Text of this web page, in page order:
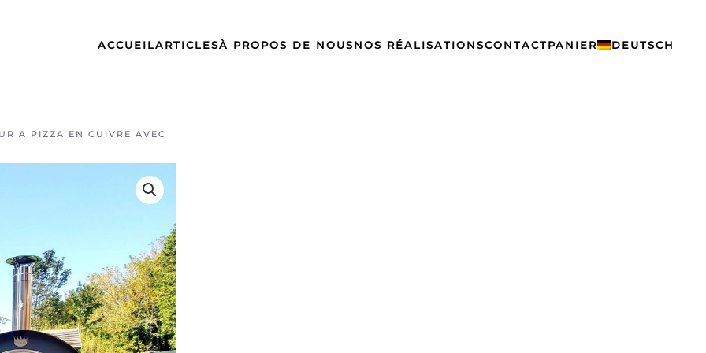
ACCUEILARTICLESÀ PROPOS DE NOUSNOS RÉALISATIONSCONTACTPANIER DEUTSCH
A PIZZA EN CUIVRE AVEC